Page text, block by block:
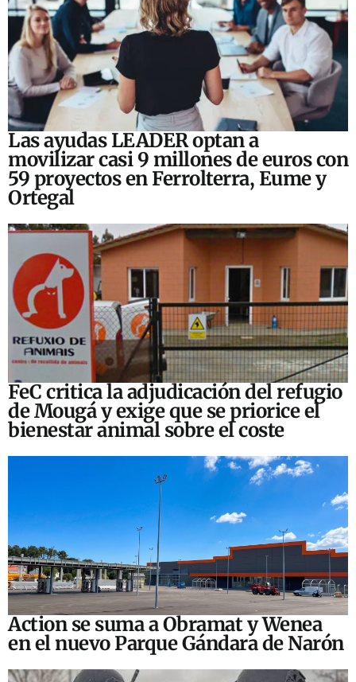
Las ayudas LEADER optan a
movilizar casi 9 millones de euros con
59 proyectos en Ferrolterra, Eume y
Ortegal
FeC critica la adjudicación del refugio
de Mougá y exige que se priorice el
bienestar animal sobre el coste
Action se suma a Obramat y Wenea
en el nuevo Parque Gándara de Narón